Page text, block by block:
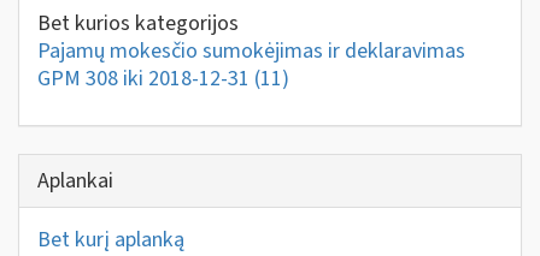
Bet kurios kategorijos
Pajamų mokesčio sumokėjimas ir deklaravimas
GPM 308 iki 2018-12-31 (11)
Aplankai
Bet kurį aplanką